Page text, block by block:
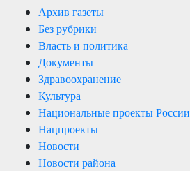
Архив газеты
Без рубрики
Власть и политика
Документы
Здравоохранение
Культура
Национальные проекты России
Нацпроекты
Новости
Новости района